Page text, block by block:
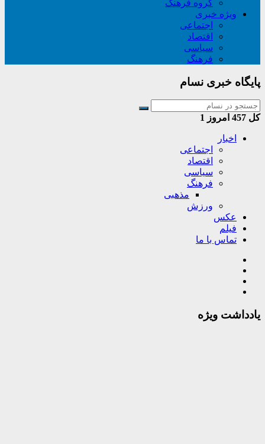
گروه فرهنگ
ویژه خبری
اجتماعی
اقتصاد
سیاسی
فرهنگ
پایگاه خبری نسام
کل امروز 1
اخبار
اجتماعی
اقتصاد
سیاسی
فرهنگ
مذهبی
ورزش
عکس
فیلم
تماس با ما
یادداشت ویژه